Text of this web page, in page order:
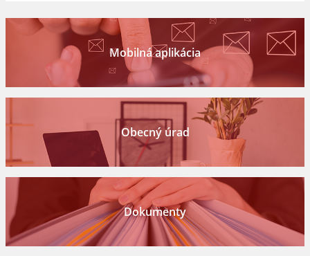
Mobilná aplikácia
Obecný úrad
Dokumenty